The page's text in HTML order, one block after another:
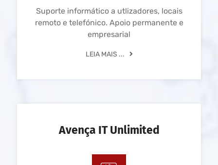
Suporte informático a utlizadores, locais
remoto e telefónico. Apoio permanente e
empresarial
LEIA MAIS ...
Avença IT Unlimited